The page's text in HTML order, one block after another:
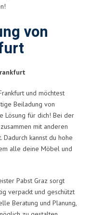
von
und möchtest
Beiladung von
Lösung für dich! Bei der
mit anderen
Dadurch kannst du hohe
alle deine Möbel und
Pabst Graz sorgt
verpackt und geschützt
Beratung und Planung,